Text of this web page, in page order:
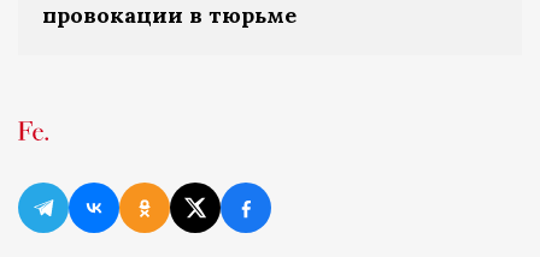
провокации в тюрьме